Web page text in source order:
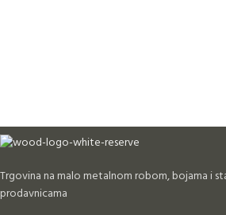
Trgovina na malo metalnom robom, bojama i
prodavnicama